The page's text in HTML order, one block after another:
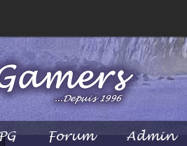
Forum Admin